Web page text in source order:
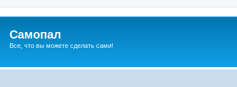
Самопал
Все, что вы можете сделать сами!